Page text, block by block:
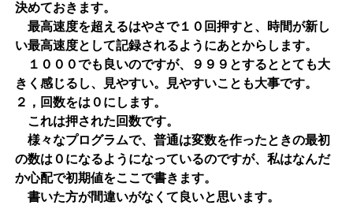
決めておきます。
最高速度を超えるはやさで１０回押すと、時間が新し
い最高速度として記録されるようにあとからします。
１０００でも良いのですが、９９９とするととても大
きく感じるし、見やすい。見やすいことも大事です。
２，回数をは０にします。
これは押された回数です。
様々なプログラムで、普通は変数を作ったときの最初
の数は０になるようになっているのですが、私はなんだ
か心配で初期値をここで書きます。
書いた方が間違いがなくて良いと思います。